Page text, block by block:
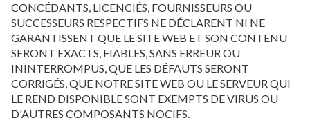
CONCÉDANTS, LICENCIÉS, FOURNISSEURS OU
SUCCESSEURS RESPECTIFS NE DÉCLARENT NI NE
GARANTISSENT QUE LE SITE WEB ET SON CONTENU
SERONT EXACTS, FIABLES, SANS ERREUR OU
ININTERROMPUS, QUE LES DÉFAUTS SERONT
CORRIGÉS, QUE NOTRE SITE WEB OU LE SERVEUR QUI
LE REND DISPONIBLE SONT EXEMPTS DE VIRUS OU
D'AUTRES COMPOSANTS NOCIFS.